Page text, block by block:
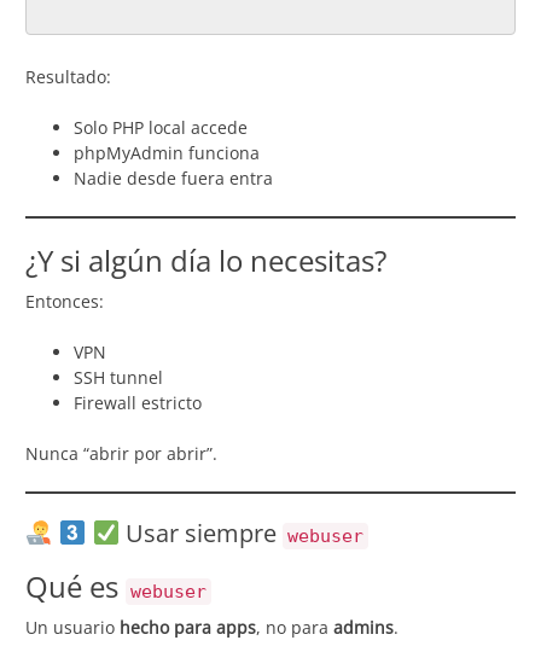
Resultado:
Solo PHP local accede
phpMyAdmin funciona
Nadie desde fuera entra
¿Y si algún día lo necesitas?
Entonces:
VPN
SSH tunnel
Firewall estricto
Nunca “abrir por abrir”.
Usar siempre webuser
Qué es webuser
Un usuario hecho para apps, no para admins.